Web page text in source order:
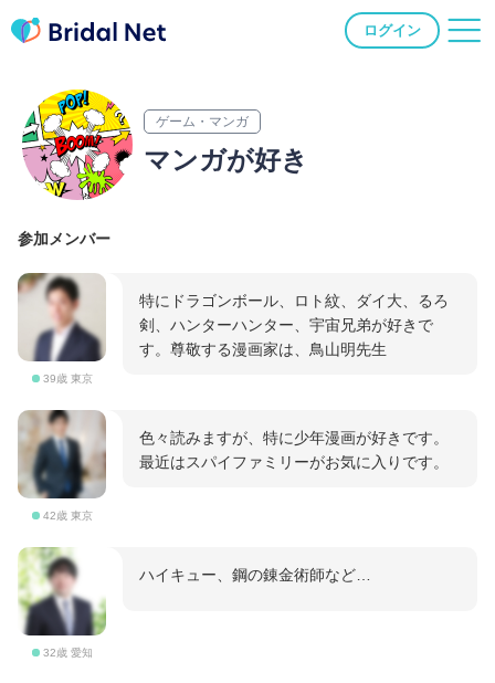
ログイン
ゲーム・マンガ
マンガが好き
参加メンバー
39歳 東京
特にドラゴンボール、ロト紋、ダイ大、るろ
剣、ハンターハンター、宇宙兄弟が好きで
す。尊敬する漫画家は、鳥山明先生
42歳 東京
色々読みますが、特に少年漫画が好きです。
最近はスパイファミリーがお気に入りです。
32歳 愛知
ハイキュー、鋼の錬金術師など…